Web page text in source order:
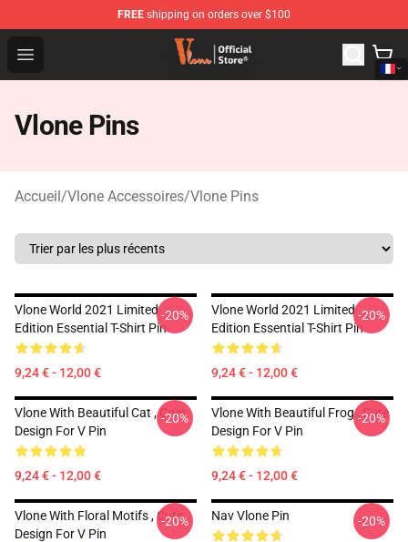
FREE shipping on orders over $100
Open menu
Vlone Shop - Official Vlone Merchandise Store
Vlone Pins
Accueil/Vlone Accessoires/Vlone Pins
Vlone World 2021 Limited
Edition Essential T-Shirt Pin
9,24 € - 12,00 €
-20%
Vlone World 2021 Limited
Edition Essential T-Shirt Pin
9,24 € - 12,00 €
-20%
Vlone With Beautiful Cat , Cool
Design For V Pin
9,24 € - 12,00 €
-20%
Vlone With Beautiful Frog , Cute
Design For V Pin
9,24 € - 12,00 €
-20%
Vlone With Floral Motifs , Cute
Design For V Pin
-20% Nav Vlone Pin -20%